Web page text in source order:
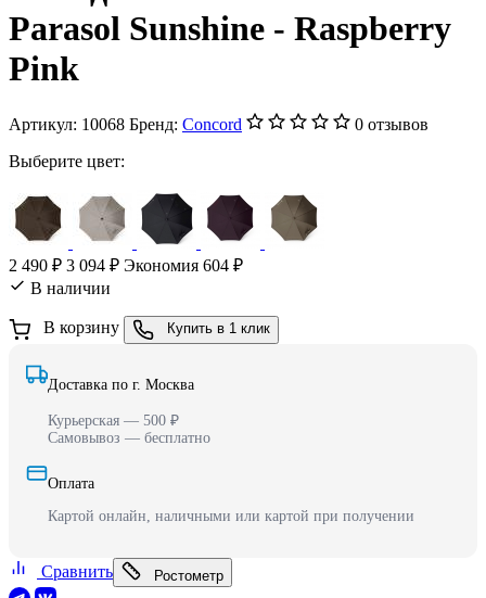
Parasol Sunshine - Raspberry
Pink
Артикул: 10068 Бренд: Concord
0 отзывов
Выберите цвет:
2 490 ₽ 3 094 ₽ Экономия 604 ₽
В наличии
В корзину Купить в 1 клик
Доставка по г. Москва
Курьерская — 500 ₽
Самовывоз — бесплатно
Оплата
Картой онлайн, наличными или картой при получении
Сравнить Ростометр